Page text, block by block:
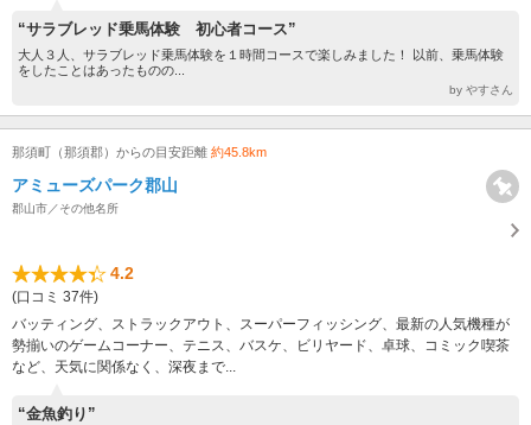
“サラブレッド乗馬体験 初心者コース”
大人３人、サラブレッド乗馬体験を１時間コースで楽しみました！ 以前、乗馬体験
をしたことはあったものの...
by やすさん
那須町（那須郡）からの目安距離 約45.8km
アミューズパーク郡山
郡山市／その他名所
4.2
(口コミ 37件)
バッティング、ストラックアウト、スーパーフィッシング、最新の人気機種が
勢揃いのゲームコーナー、テニス、バスケ、ビリヤード、卓球、コミック喫茶
など、天気に関係なく、深夜まで...
“金魚釣り”